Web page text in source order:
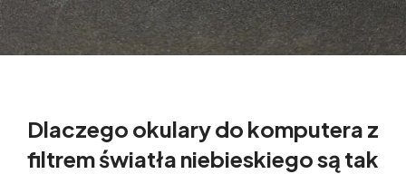
Dlaczego okulary do komputera z
filtrem światła niebieskiego są tak